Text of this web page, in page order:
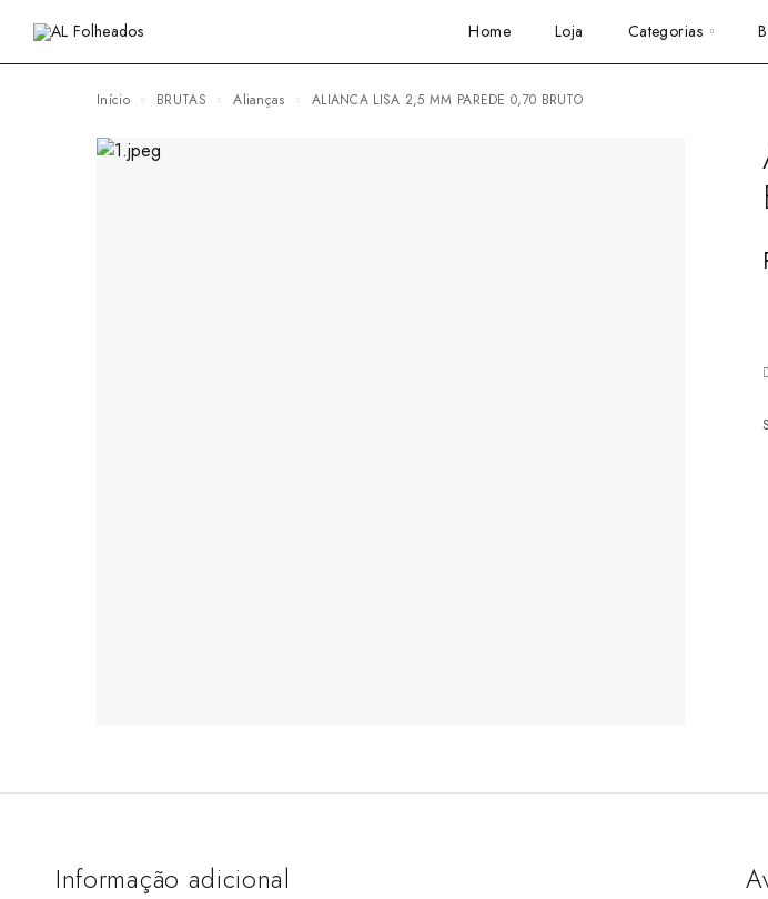
Home Loja Categorias
Início BRUTAS Alianças ALIANCA LISA 2,5 MM PAREDE 0,70 BRUTO
Informação adicional